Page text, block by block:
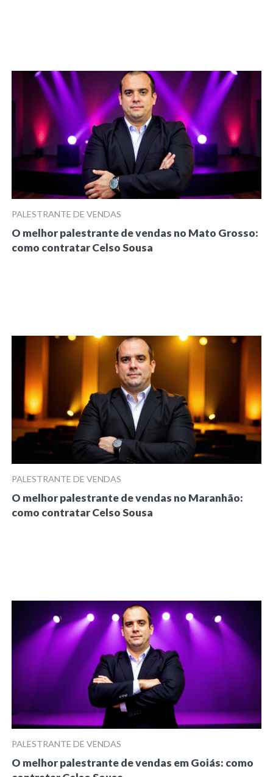
PALESTRANTE DE VENDAS
O melhor palestrante de vendas no Mato Grosso:
como contratar Celso Sousa
PALESTRANTE DE VENDAS
O melhor palestrante de vendas no Maranhão:
como contratar Celso Sousa
PALESTRANTE DE VENDAS
O melhor palestrante de vendas em Goiás: como